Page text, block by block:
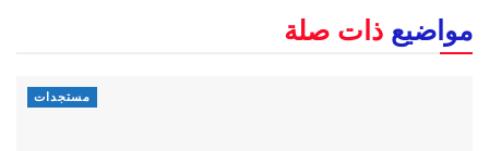
مواضيع ذات صلة
مستجدات